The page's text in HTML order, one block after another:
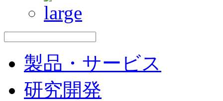
製品・サービス
研究開発